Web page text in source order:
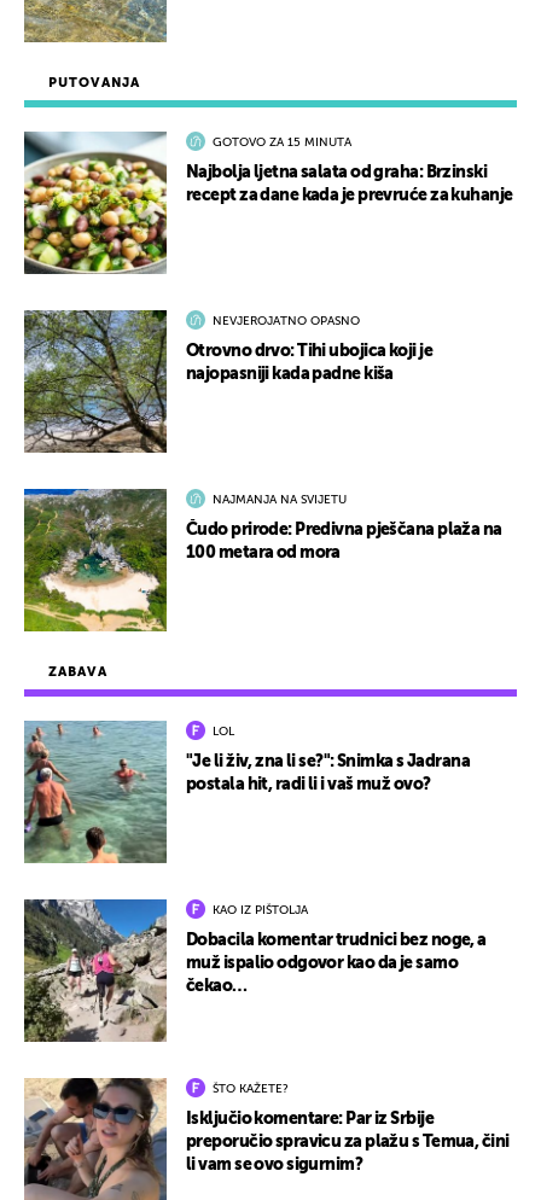
ZABAVA
LOL
"Je li živ, zna li se?": Snimka s Jadrana
postala hit, radi li i vaš muž ovo?
KAO IZ PIŠTOLJA
Dobacila komentar trudnici bez noge, a
muž ispalio odgovor kao da je samo
čekao…
ŠTO KAŽETE?
Isključio komentare: Par iz Srbije
preporučio spravicu za plažu s Temua, čini
li vam se ovo sigurnim?
PUTOVANJA
GOTOVO ZA 15 MINUTA
Najbolja ljetna salata od graha: Brzinski
recept za dane kada je prevruće za kuhanje
NEVJEROJATNO OPASNO
Otrovno drvo: Tihi ubojica koji je
najopasniji kada padne kiša
NAJMANJA NA SVIJETU
Čudo prirode: Predivna pješčana plaža na
100 metara od mora